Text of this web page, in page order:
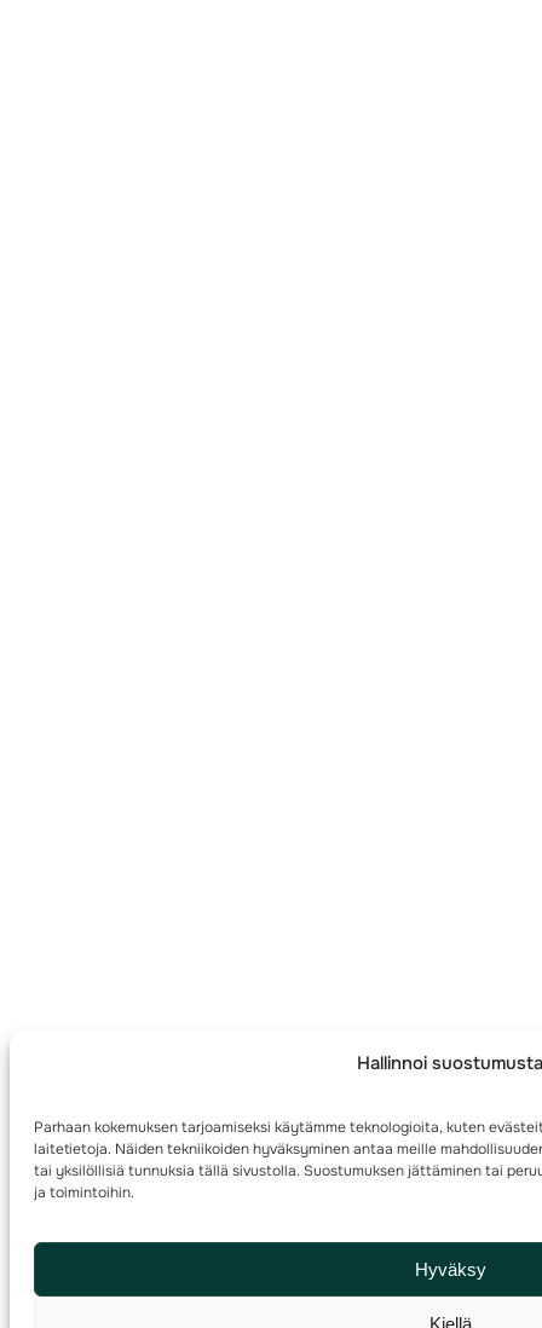
Hallinnoi suostumusta
Parhaan kokemuksen tarjoamiseksi käytämme teknologioita, kuten
laitetietoja. Näiden tekniikoiden hyväksyminen antaa meille
tai yksilöllisiä tunnuksia tällä sivustolla. Suostumuksen jättäminen tai
ja toimintoihin.
Hyväksy
Kiellä